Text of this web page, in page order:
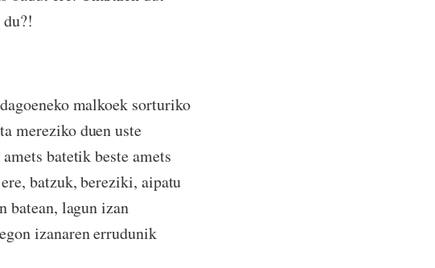
malkoek sorturiko
mereziko duen uste
batetik beste amets
batzuk, bereziki, aipatu
batean, lagun izan
izanaren errudunik